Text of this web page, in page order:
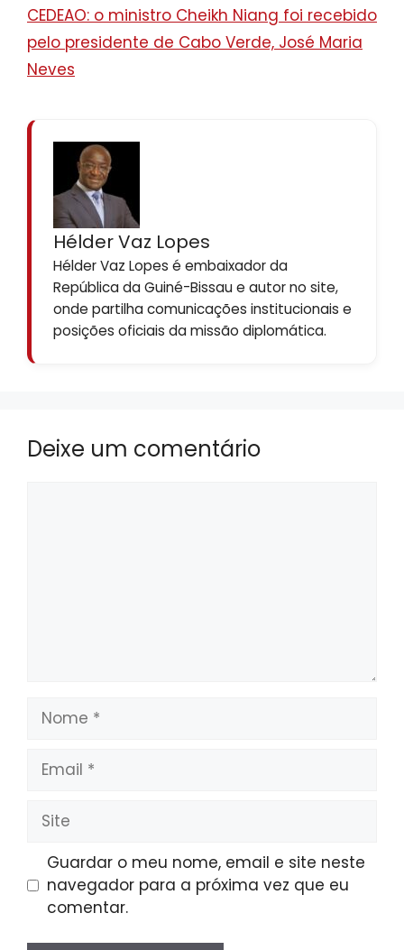
CEDEAO: o ministro Cheikh Niang foi recebido
pelo presidente de Cabo Verde, José Maria
Neves
Hélder Vaz Lopes
Hélder Vaz Lopes é embaixador da
República da Guiné-Bissau e autor no site,
onde partilha comunicações institucionais e
posições oficiais da missão diplomática.
Deixe um comentário
Nome
Email
Site
Guardar o meu nome, email e site neste
navegador para a próxima vez que eu
comentar.